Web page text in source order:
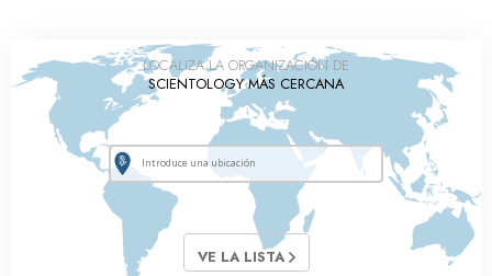
LOCALIZA LA ORGANIZACIÓN DE
SCIENTOLOGY MÁS CERCANA
VE LA LISTA